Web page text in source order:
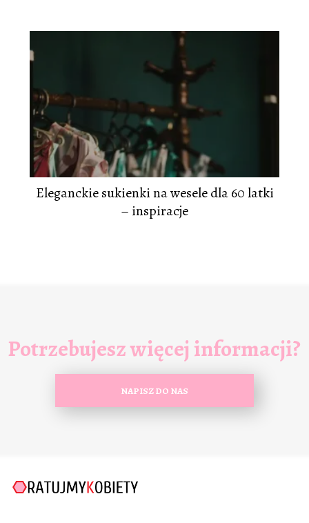
Eleganckie sukienki na wesele dla 60 latki
– inspiracje
Potrzebujesz więcej informacji?
NAPISZ DO NAS